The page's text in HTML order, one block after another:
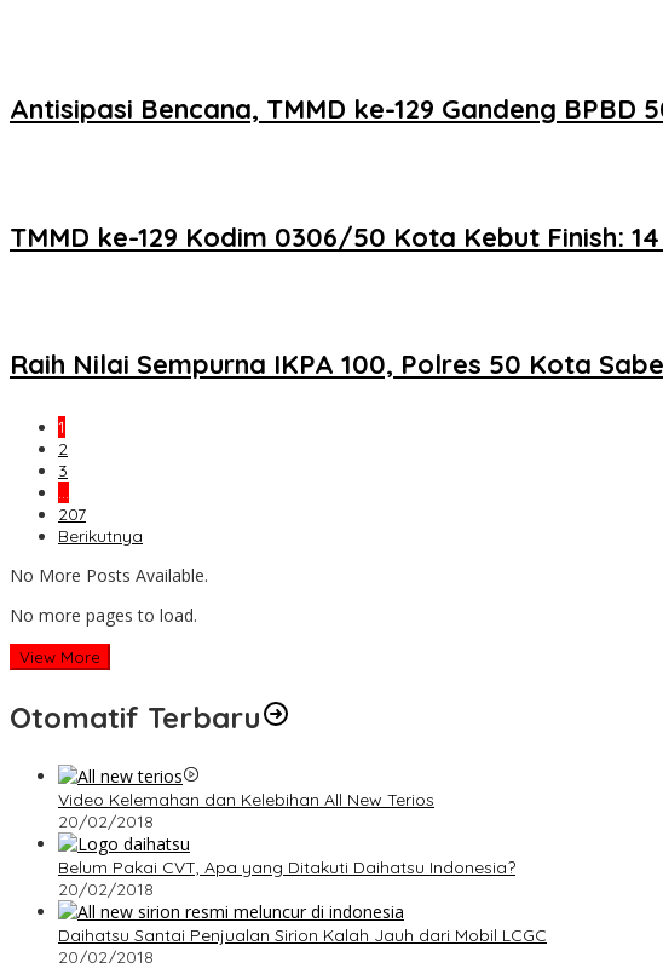
Antisipasi Bencana, TMMD ke-129 Gandeng BPBD
TMMD ke-129 Kodim 0306/50 Kota Kebut Finish:
Raih Nilai Sempurna IKPA 100, Polres 50 Kota
1
2
3
…
207
Berikutnya
No More Posts Available.
No more pages to load.
View More
Otomatif Terbaru
Video Kelemahan dan Kelebihan All New Terios
20/02/2018
Belum Pakai CVT, Apa yang Ditakuti Daihatsu Indonesia?
20/02/2018
Daihatsu Santai Penjualan Sirion Kalah Jauh dari Mobil LCGC
20/02/2018